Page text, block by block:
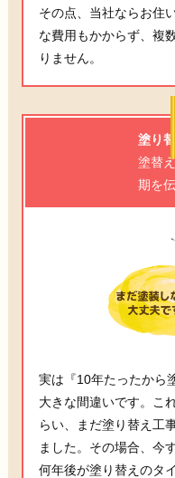
その点、当社ならお住
な費用もかからず、複
りません。
塗り
塗替
期を
実は『10年たったから
大きな間違いです。こ
らい、まだ塗り替え工
ました。その場合、今
何年後が塗り替えのタ